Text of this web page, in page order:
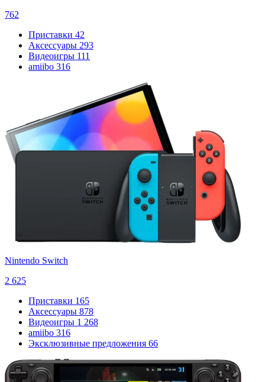
762
Приставки 42
Аксессуары 293
Видеоигры 111
amiibo 316
Nintendo Switch
2 625
Приставки 165
Аксессуары 878
Видеоигры 1 268
amiibo 316
Эксклюзивные предложения 66